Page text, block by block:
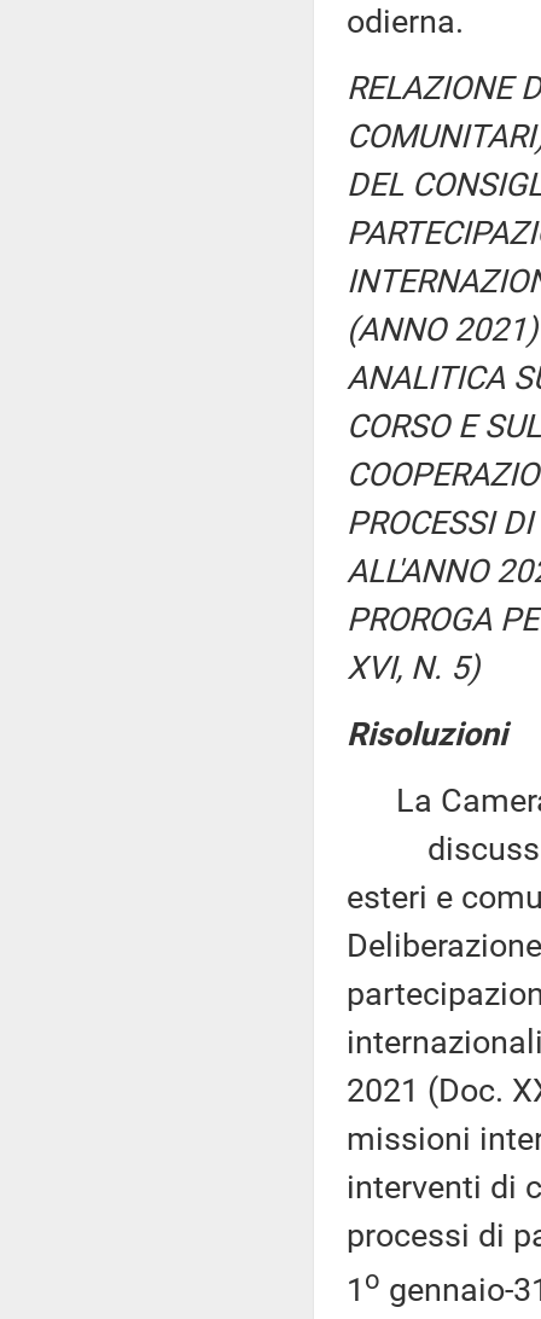
odierna.
RELAZIONE
DEL
(ANNO
ANALITICA
CORSO E
PROCESSI
ALL'ANNO
PROROGA
XVI, N. 5)
Risoluzioni
La
discussa
esteri e
2021 (Doc.
missioni
interventi di
processi di
1 o gennaio-